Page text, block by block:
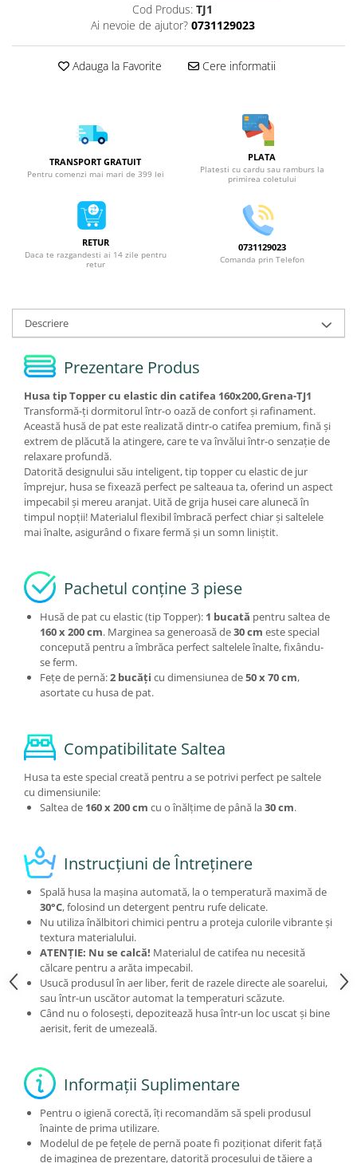
Cod Produs: TJ1
Ai nevoie de ajutor? 0731129023
Adauga la Favorite Cere informatii
TRANSPORT GRATUIT
Pentru comenzi mai mari de 399 lei
PLATA
Platesti cu cardu sau ramburs la
primirea coletului
RETUR
Daca te razgandesti ai 14 zile pentru
retur
0731129023
Comanda prin Telefon
Descriere
Prezentare Produs
Husa tip Topper cu elastic din catifea 160x200,Grena-TJ1
Transformă-ți dormitorul într-o oază de confort și rafinament.
Această husă de pat este realizată dintr-o catifea premium, fină și
extrem de plăcută la atingere, care te va învălui într-o senzație de
relaxare profundă.
Datorită designului său inteligent, tip topper cu elastic de jur
împrejur, husa se fixează perfect pe salteaua ta, oferind un aspect
impecabil și mereu aranjat. Uită de grija husei care alunecă în
timpul nopții! Materialul flexibil îmbracă perfect chiar și saltelele
mai înalte, asigurând o fixare fermă și un somn liniștit.
Pachetul conține 3 piese
Husă de pat cu elastic (tip Topper): 1 bucată pentru saltea de
160 x 200 cm. Marginea sa generoasă de30 cm este special
concepută pentru a îmbrăca perfect saltelele înalte, fixându-
se ferm.
Fețe de pernă:2 bucăți cu dimensiunea de50 x 70 cm,
asortate cu husa de pat.
Compatibilitate Saltea
Husa ta este special creată pentru a se potrivi perfect pe saltele
cu dimensiunile:
Saltea de 160 x 200 cm cu o înălțime de până la30 cm.
Instrucțiuni de Întreținere
Spală husa la mașina automată, la o temperatură maximă de
30°C, folosind un detergent pentru rufe delicate.
Nu utiliza înălbitori chimici pentru a proteja culorile vibrante și
textura materialului.
ATENȚIE: Nu se calcă! Materialul de catifea nu necesită
călcare pentru a arăta impecabil.
Usucă produsul în aer liber, ferit de razele directe ale soarelui,
sau într-un uscător automat la temperaturi scăzute.
Când nu o folosești, depozitează husa într-un loc uscat și bine
aerisit, ferit de umezeală.
Informații Suplimentare
Pentru o igienă corectă, îți recomandăm să speli produsul
înainte de prima utilizare.
Modelul de pe fețele de pernă poate fi poziționat diferit față
de imaginea de prezentare, datorită procesului de tăiere a